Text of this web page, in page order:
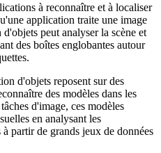
à reconnaître et à localiser
application traite une image
peut analyser la scène et
des boîtes englobantes autour
d'objets reposent sur des
des modèles dans les
d'image, ces modèles
en analysant les
partir de grands jeux de données